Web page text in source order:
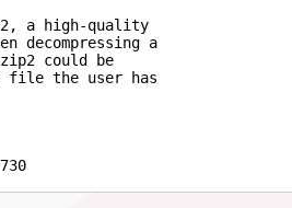
a high-quality
decompressing a
could be
the user has